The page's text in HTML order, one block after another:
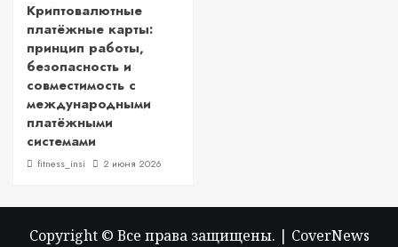
Криптовалютные
платёжные карты:
принцип работы,
безопасность и
совместимость с
международными
платёжными
системами
fitness_insi 2 июня 2026
Copyright © Все права защищены. | CoverNews